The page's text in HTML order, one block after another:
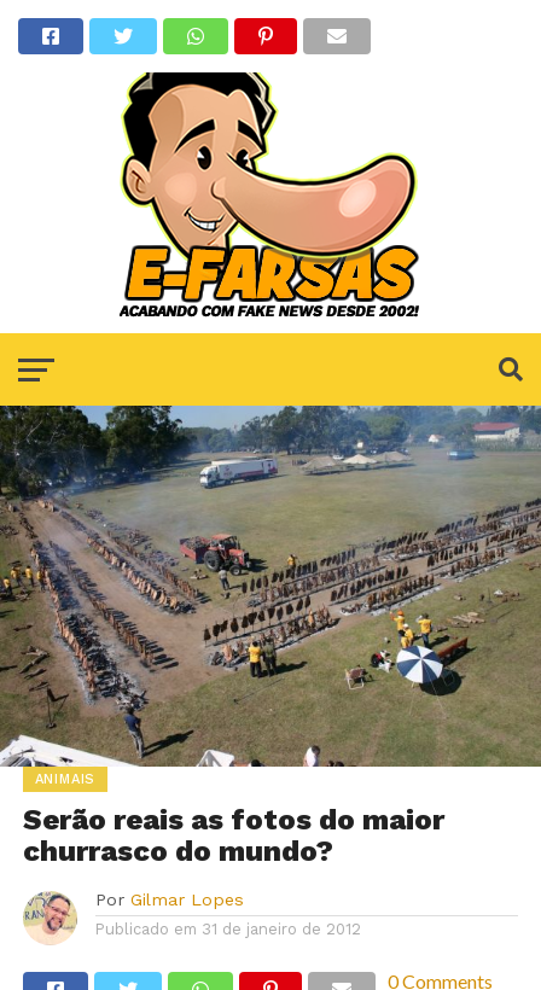
ANIMAIS
Serão reais as fotos do maior
churrasco do mundo?
Por Gilmar Lopes
Publicado em 31 de janeiro de 2012
0 Comments